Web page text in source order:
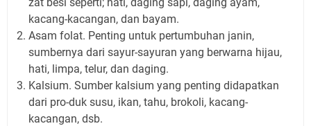
kacang-kacangan, dan bayam.
Asam folat. Penting untuk pertumbuhan janin,
sumbernya dari sayur-sayuran yang berwarna hijau,
hati, limpa, telur, dan daging.
Kalsium. Sumber kalsium yang penting didapatkan
dari pro-duk susu, ikan, tahu, brokoli, kacang-
kacangan, dsb.